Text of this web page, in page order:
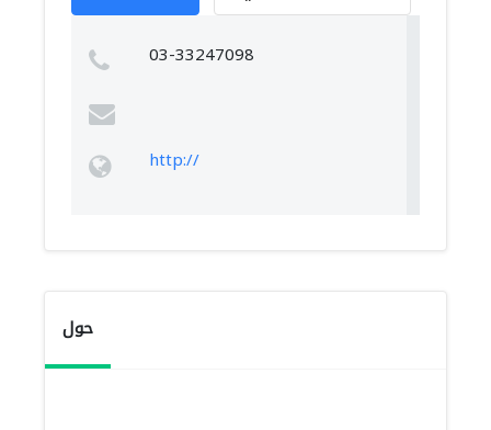
03-33247098
http://
حول